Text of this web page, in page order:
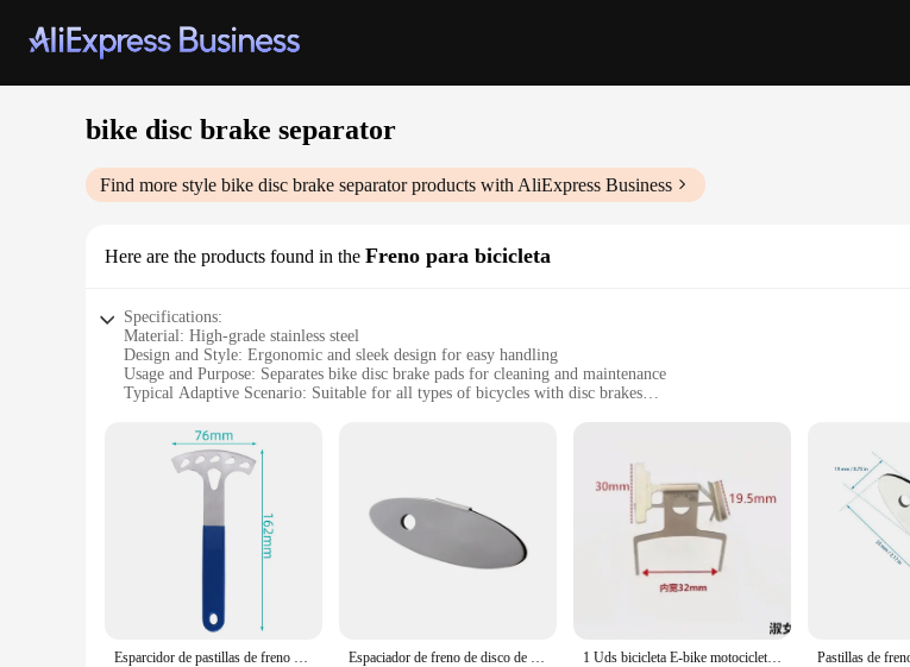
bike disc brake separator
Find more style bike disc brake separatorproducts with AliExpress Business
Here are the products found in the Freno para bicicleta
Specifications:
Material: High-grade stainless steel
Design and Style: Ergonomic and sleek design for easy handling
Usage and Purpose: Separates bike disc brake pads for cleaning and maintenance
Typical Adaptive Scenario: Suitable for all types of bicycles with disc brakes
Performance and Property: Durable and resistant to corrosion
Features:
**Enhanced Performance and Durability**
The bike disc brake separator is an essential tool for any cyclist looking to maintain their bicycle's disc brake
resistance to corrosion, making it a reliable choice for both amateur and professional cyclists. Its ergonomic
you're a seasoned rider or a newbie to the cycling world, this tool is designed to enhance your biking experience by
The bike disc brake separator is not just a tool; it's a versatile addition to your cycling kit. Its compact and
The separator is suitable for all types of bicycles with disc brakes, making it a must-have for anyone who values
efficient maintenance, saving you time and effort. The multiple sets available for sale make it a practical choice
Esparcidor de pastillas de freno de disco de bicicleta, regulador de freno de disco, herramienta de alineación de Rotor para bicicleta de montaña y carretera Espaciador de freno de disco de bicicleta, espaciadores de freno de disco, herramientas de alineación de Rotor de Mtb, accesorios de herramientas auxiliares de ajuste 1 Uds bicicleta E-bike motocicleta pinza de freno de disco pastilla de freno de resorte metralla separador automático